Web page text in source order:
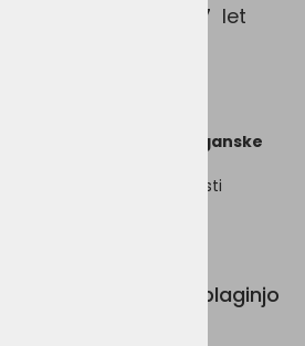
znamko, ki že 17 let
etične veganske
podjetje v 100-odstotni lasti
pa "spodbujati blaginjo